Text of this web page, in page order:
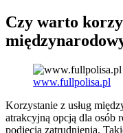
Czy warto
www.fullpolisa.pl
Korzystanie z usług
atrakcyjną opcją dla osób
podjęcia zatrudnienia.